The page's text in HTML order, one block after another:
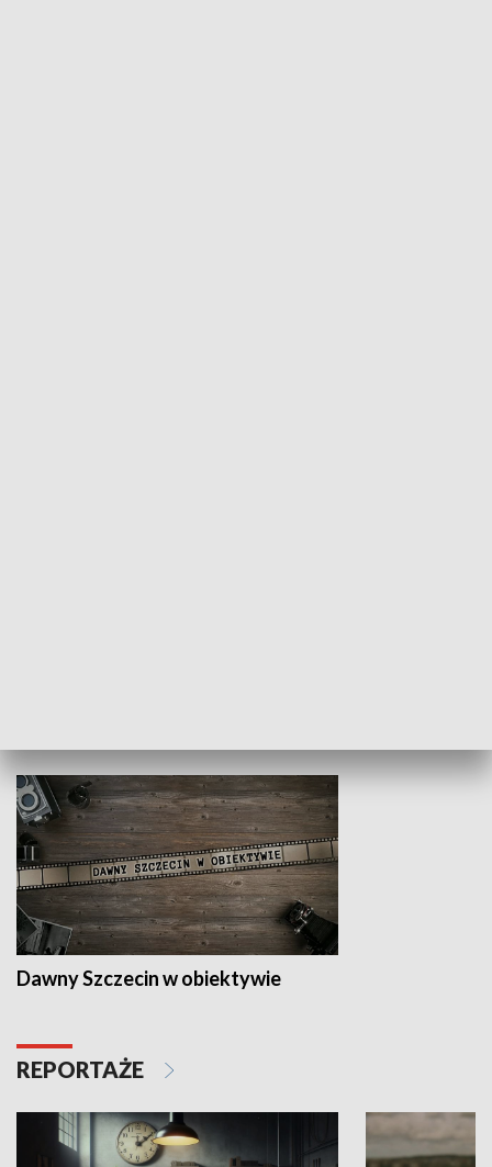
Dawny Szczecin w obiektywie
REPORTAŻE